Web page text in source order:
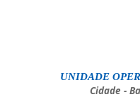
UNIDADE
Cidade -